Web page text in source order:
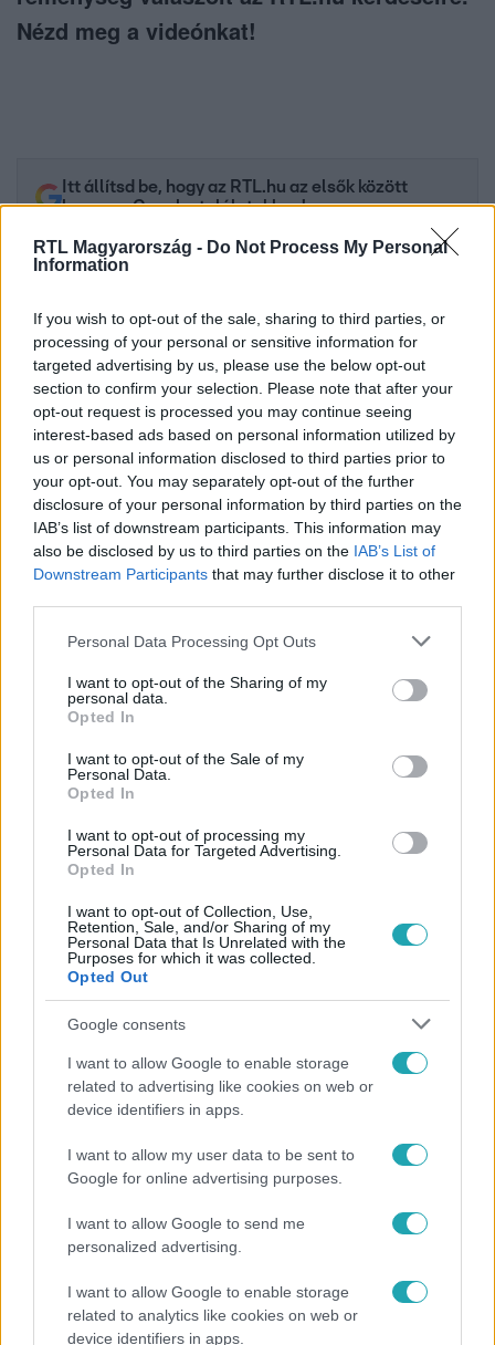
RTL Magyarország - Do Not Process My Personal
Information
If you wish to opt-out of the sale, sharing to third parties, or
processing of your personal or sensitive information for
targeted advertising by us, please use the below opt-out
section to confirm your selection. Please note that after your
opt-out request is processed you may continue seeing
interest-based ads based on personal information utilized by
us or personal information disclosed to third parties prior to
your opt-out. You may separately opt-out of the further
disclosure of your personal information by third parties on the
IAB’s list of downstream participants. This information may
also be disclosed by us to third parties on the IAB’s List of
Downstream Participants that may further disclose it to other
Please note that this website/app uses one or more Google
not limited to your visit or usage behaviour. You may click to
grant or deny consent to Google and its third-party tags to
use your data for below specified purposes in below Google
consent section.
Personal Data Processing Opt Outs
I want to opt-out of the Sharing of my
personal data.
Opted In
I want to opt-out of the Sale of my
Personal Data.
Opted In
I want to opt-out of processing my
Personal Data for Targeted Advertising.
Opted In
I want to opt-out of Collection, Use,
Retention, Sale, and/or Sharing of my
Personal Data that Is Unrelated with the
Purposes for which it was collected.
Opted Out
Google consents
I want to allow Google to enable storage
related to advertising like cookies on web or
device identifiers in apps.
I want to allow my user data to be sent to
Google for online advertising purposes.
I want to allow Google to send me
personalized advertising.
I want to allow Google to enable storage
related to analytics like cookies on web or
device identifiers in apps.
Nézd meg a videónkat!
Itt állítsd be, hogy az RTL.hu az elsők között
legyen a Google-találatokban!
Kövess minket, és értesülj a friss hírekről a
Facebookon is!
Követem
PILÓTA # AUTÓVERSENYZÉS #FORMA1 # SPORT
Népszerű
Horoszkóp